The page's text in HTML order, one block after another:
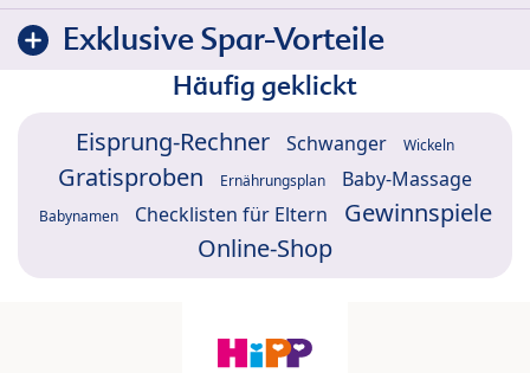
Exklusive Spar-Vorteile
Häufig geklickt
Eisprung-Rechner Schwanger Wickeln
Gratisproben Ernährungsplan Baby-Massage
Babynamen Checklisten für Eltern
Gewinnspiele
Online-Shop